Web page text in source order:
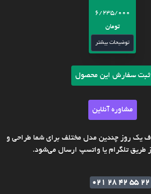
6/235/000
تومان
توضیحات بیشتر
ثبت سفارش این محصول
مشاوره آنلاین
یک روز چندین مدل مختلف برای شما طراحی و
طریق تلگرام یا واتسپ ارسال می‌شود.
021 28 42 55 22